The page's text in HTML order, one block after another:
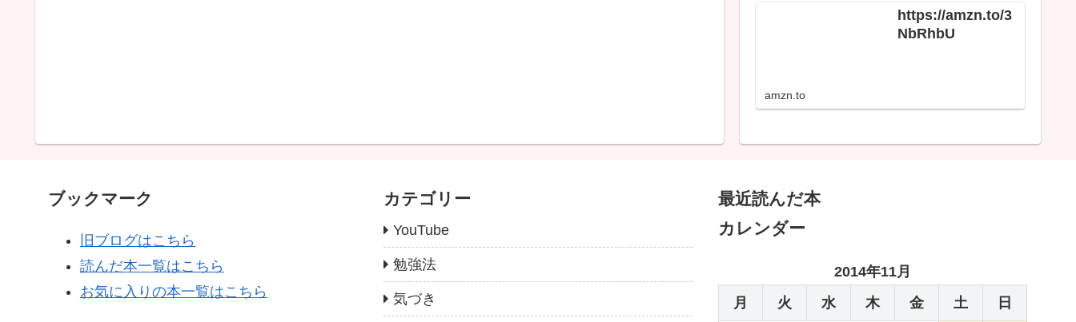
https://amzn.to/3
NbRhbU
amzn.to
ブックマーク
旧ブログはこちら
読んだ本一覧はこちら
お気に入りの本一覧はこちら
カテゴリー
YouTube
勉強法
気づき
最近読んだ本
カレンダー
2014年11月
月
火 水 木 金 土 日